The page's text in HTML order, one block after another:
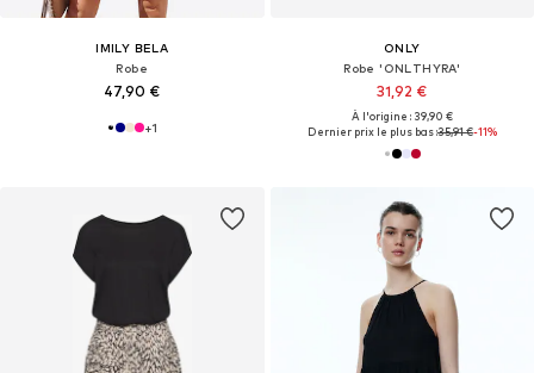
IMILY BELA
Robe
47,90 €
+1
ONLY
Robe 'ONLTHYRA'
31,92 €
À l'origine : 39,90 €
Dernier prix le plus bas :35,91 €-11%